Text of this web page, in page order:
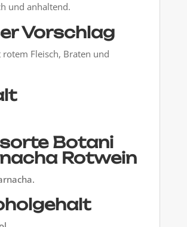
und anhaltend.
Vorschlag
rotem Fleisch, Braten und
Botani
Rotwein